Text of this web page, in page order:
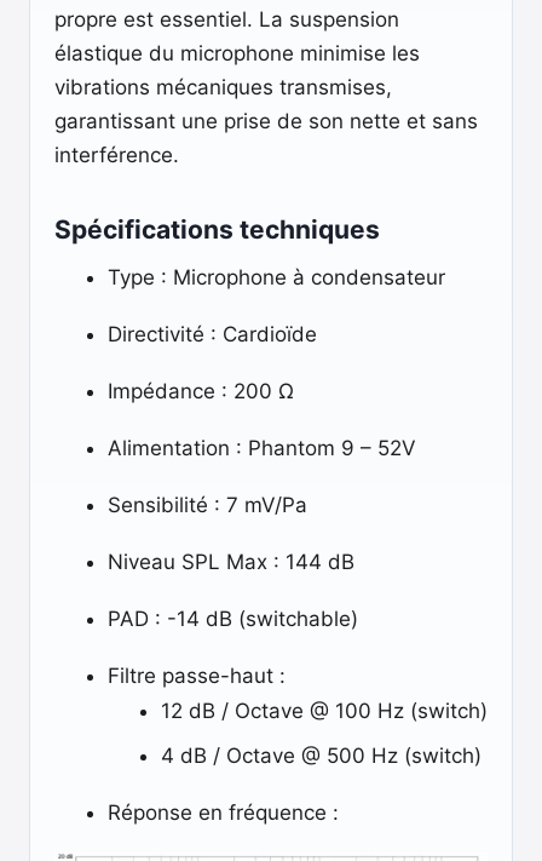
propre est essentiel. La suspension
élastique du microphone minimise les
vibrations mécaniques transmises,
garantissant une prise de son nette et sans
interférence.
Spécifications techniques
Type : Microphone à condensateur
Directivité : Cardioïde
Impédance : 200 Ω
Alimentation : Phantom 9 – 52V
Sensibilité : 7 mV/Pa
Niveau SPL Max : 144 dB
PAD : -14 dB (switchable)
Filtre passe-haut :
12 dB / Octave @ 100 Hz (switch)
4 dB / Octave @ 500 Hz (switch)
Réponse en fréquence :